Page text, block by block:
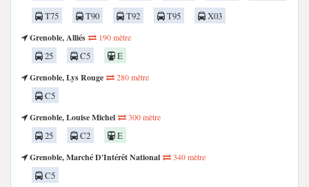
T75
T90 T92 T95
X03
Grenoble, Alliés
190 mètre
25 C5
E
Grenoble, Lys Rouge
280 mètre
C5
Grenoble, Louise Michel
300 mètre
25 C2
E
Grenoble, Marché D'Intérêt National
340 mètre
C5